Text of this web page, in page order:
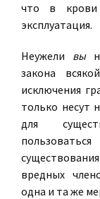
что в крови
эксплуатация.
Неужели вы
закона
исключения
только несут
для
пользоваться
вредных
одна и та же